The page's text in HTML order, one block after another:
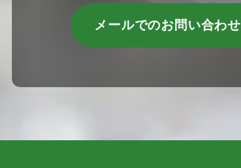
メールでのお問い合わせ